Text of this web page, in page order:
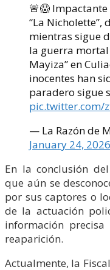
🚨😱
“La Nicholette”,
mientras sigue
la guerra mortal
Mayiza” en
inocentes han
paradero sigue
pic.twitter.com/
— La Razón de
January 24, 2026
En la conclusión
que aún se
por sus captores o
de la actuación
información
reaparición.
Actualmente, la